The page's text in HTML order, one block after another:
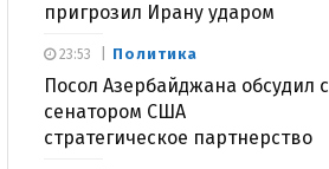
пригрозил Ирану ударом
Политика
Посол Азербайджана обсудил с
сенатором США
стратегическое партнерство
23:53